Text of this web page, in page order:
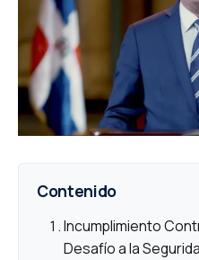
Contenido
Incumplimiento
Desafío a la